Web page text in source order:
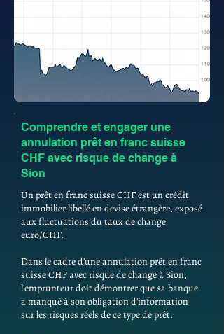
Comprendre et engager une
annulation prêt en franc suisse
CHF avec risque de change à
Sion
Un prêt en franc suisse CHF est un crédit
immobilier libellé en devise étrangère, exposé
aux fluctuations du taux de change
euro/CHF.
Dans le cadre d'une annulation prêt en franc
suisse CHF avec risque de change à Sion,
l'emprunteur doit démontrer que sa banque
a manqué à son obligation d'information
sur les risques réels de ce type de prêt.